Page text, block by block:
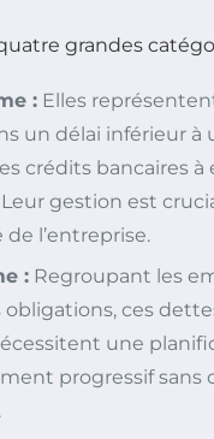
grandes
: Elles
un délai inférieur à
crédits bancaires à
gestion est
l’entreprise.
: Regroupant les
obligations, ces
une
progressif